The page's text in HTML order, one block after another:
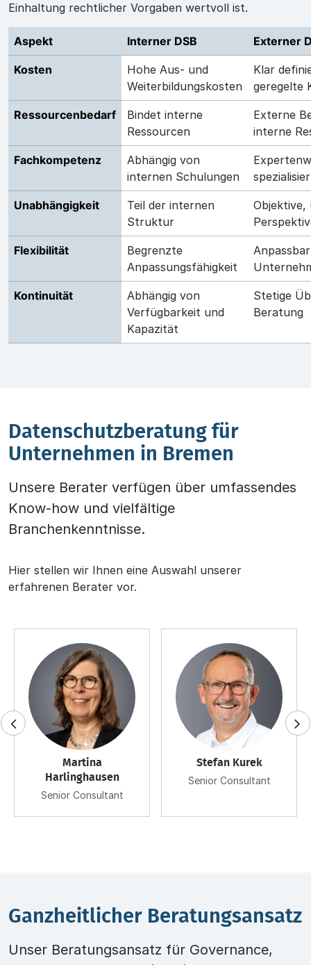
Einhaltung rechtlicher Vorgaben wertvoll ist.
Aspekt Interner DSB Externer
Kosten
Hohe Aus- und
Weiterbildungskosten
Klar
geregelte
Ressourcenbedarf
Bindet interne
Ressourcen
Externe
interne
Fachkompetenz
Abhängig von
internen Schulungen
Unabhängigkeit
Teil der internen
Struktur
Objektive,
Flexibilität
Begrenzte
Anpassungsfähigkeit
Kontinuität
Abhängig von
Verfügbarkeit und
Kapazität
Stetige
Beratung
Datenschutz­beratung für
Unternehmen in Bremen
Unsere Berater verfügen über umfassendes
Know-how und vielfältige
Branchenkenntnisse.
Hier stellen wir Ihnen eine Auswahl unserer
erfahrenen Berater vor.
Martina
Harlinghausen
Senior Consultant
Stefan Kurek
Senior Consultant
Ganzheitlicher Beratungsansatz
Unser Beratungsansatz für Governance,